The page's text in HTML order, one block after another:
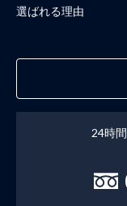
選ばれる理由
24時